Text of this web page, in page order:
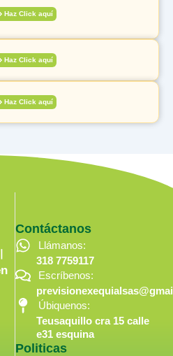
Haz Click aquí
Haz Click aquí
Haz Click aquí
Contáctanos
Llámanos:
318 7759117
Escríbenos:
Úbiquenos:
Teusaquillo cra 15 calle
e31 esquina
Politicas